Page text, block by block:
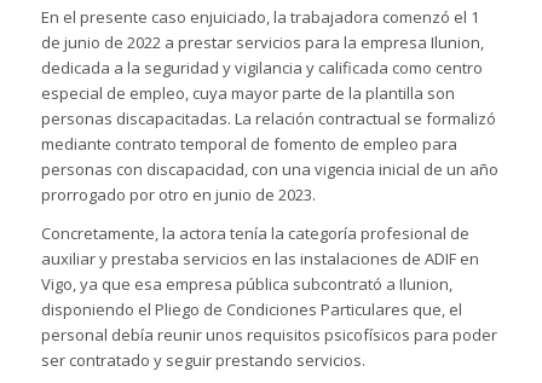
En el presente caso enjuiciado, la trabajadora comenzó el 1
de junio de 2022 a prestar servicios para la empresa Ilunion,
dedicada a la seguridad y vigilancia y calificada como centro
especial de empleo, cuya mayor parte de la plantilla son
personas discapacitadas. La relación contractual se formalizó
mediante contrato temporal de fomento de empleo para
personas con discapacidad, con una vigencia inicial de un año
prorrogado por otro en junio de 2023.
Concretamente, la actora tenía la categoría profesional de
auxiliar y prestaba servicios en las instalaciones de ADIF en
Vigo, ya que esa empresa pública subcontrató a Ilunion,
disponiendo el Pliego de Condiciones Particulares que, el
personal debía reunir unos requisitos psicofísicos para poder
ser contratado y seguir prestando servicios.